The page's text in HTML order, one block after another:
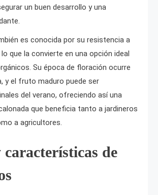
un buen desarrollo y una
es conocida por su resistencia a
que la convierte en una opción ideal
Su época de floración ocurre
y el fruto maduro puede ser
del verano, ofreciendo así una
que beneficia tanto a jardineros
a agricultores.
características de